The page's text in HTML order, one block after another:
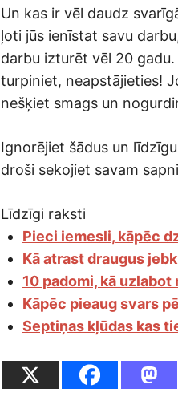
Un kas ir vēl daudz
ļoti jūs ienīstat savu
darbu izturēt vēl 20
turpiniet, neapstājieties!
nešķiet smags un
Ignorējiet šādus un
droši sekojiet savam
Līdzīgi raksti
Pieci iemesli, kāpēc
Kā atrast draugus
10 padomi, kā
Kāpēc pieaug svars
Septiņas kļūdas kas